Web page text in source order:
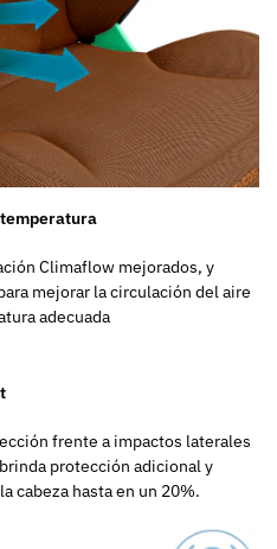
Climaflow mejorados, y
mejorar la circulación del aire
adecuada
frente a impactos laterales
protección adicional y
cabeza hasta en un 20%.